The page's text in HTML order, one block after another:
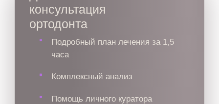
консультация
ортодонта
Подробный план лечения за 1,5
часа
Комплексный анализ
Помощь личного куратора